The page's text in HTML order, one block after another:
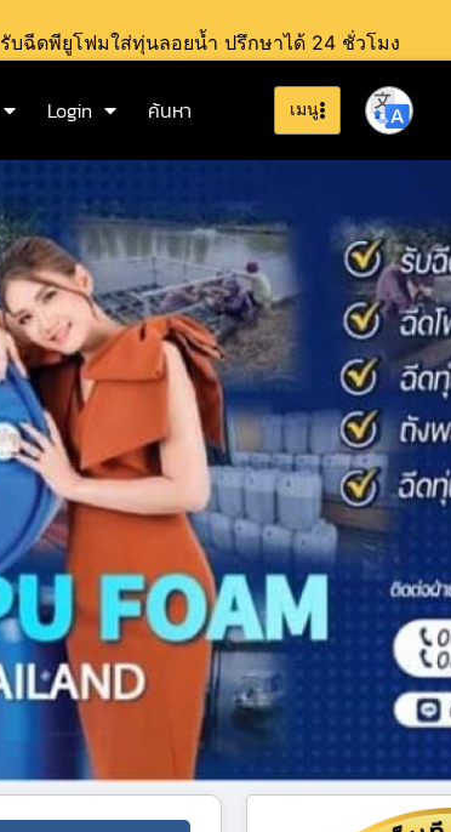
รับฉีดพียูโฟมใส่ทุ่นลอยน้ำ ปรึกษาได้ 24 ชั่วโมง
Login ค้นหา เมนู